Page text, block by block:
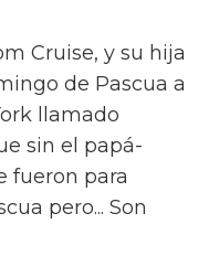
Cruise, y su hija
de Pascua a
llamado
sin el papá-
fueron para
pero... Son